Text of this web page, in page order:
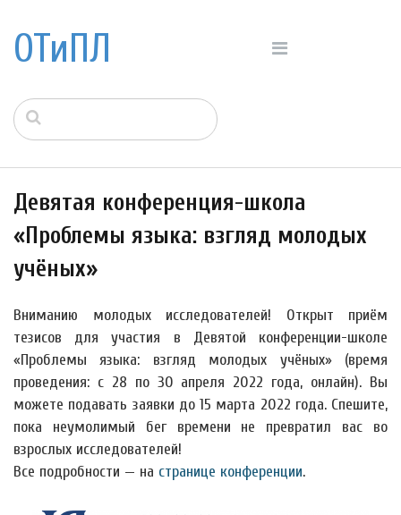
ОТиПЛ
Девятая конференция-школа
«Проблемы языка: взгляд молодых
учёных»
Вниманию молодых исследователей! Открыт приём
тезисов для участия в Девятой конференции-школе
«Проблемы языка: взгляд молодых учёных» (время
проведения: с 28 по 30 апреля 2022 года, онлайн). Вы
можете подавать заявки до 15 марта 2022 года. Спешите,
пока неумолимый бег времени не превратил вас во
взрослых исследователей!
Все подробности — на странице конференции.